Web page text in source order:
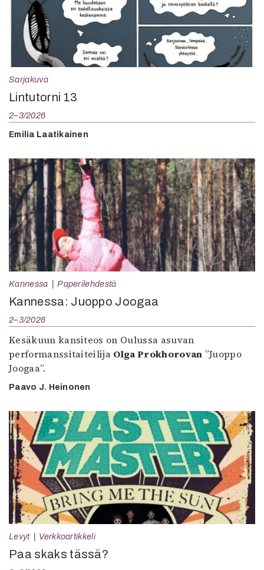
Sarjakuva
Lintutorni 13
2–3/2026
Emilia Laatikainen
Kannessa Paperilehdestä
Kannessa: Juoppo Joogaa
2–3/2026
Kesäkuun kansiteos on Oulussa asuvan
performanssitaiteilija Olga Prokhorovan ”Juoppo
Joogaa”.
Paavo J. Heinonen
Levyt Verkkoartikkeli
Paa skaks tässä?